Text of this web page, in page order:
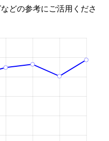
どの参考にご活用くださ